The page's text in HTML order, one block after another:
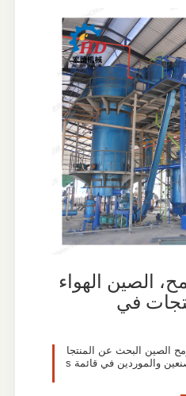
الصين الهواء
في
الصين البحث عن المنتجا
ت والصين الهواء رمح المصنعين والموردين في قائمة s